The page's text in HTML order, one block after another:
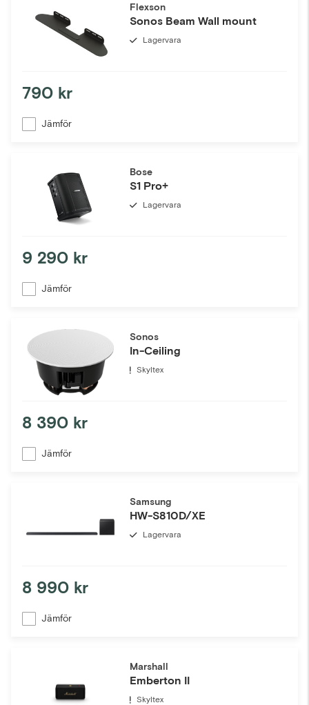
Flexson
Sonos Beam Wall mount
Lagervara
790 kr
Jämför
Bose
S1 Pro+
Lagervara
9 290 kr
Jämför
Sonos
In-Ceiling
Skyltex
8 390 kr
Jämför
Samsung
HW-S810D/XE
Lagervara
8 990 kr
Jämför
Marshall
Emberton II
Skyltex